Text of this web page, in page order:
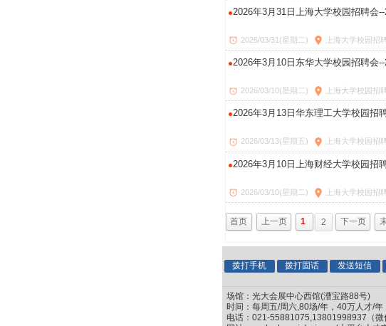
2026年3月31日上海大学校园招聘会
2026/03/31(星期二) 上海大学校园招
2026年3月10日东华大学校园招聘会
2026/03/10(星期二) 上海大学校园招
2026年3月13日华东理工大学校园招
2026/03/13(星期五) 上海大学校园招
2026年3月10日上海财经大学校园招
2026/03/10(星期二) 上海大学校园招
首页 上一页 1 2 下一页
拨打手机 拨打固话 发送短信
场馆：光大会展中心西馆(漕宝路88号)
时间：每周五/周六,80场/年，40万人才/年
电话：021-55881075,13801998937（微